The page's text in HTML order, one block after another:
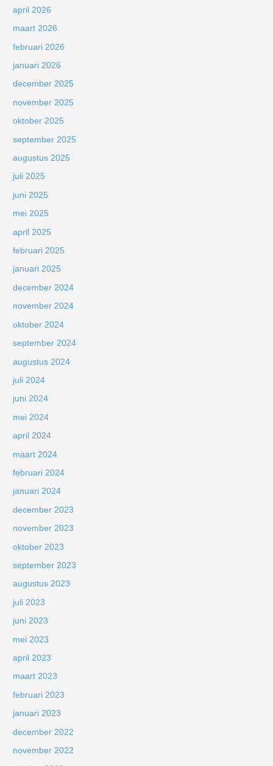
april 2026
maart 2026
februari 2026
januari 2026
december 2025
november 2025
oktober 2025
september 2025
augustus 2025
juli 2025
juni 2025
mei 2025
april 2025
februari 2025
januari 2025
december 2024
november 2024
oktober 2024
september 2024
augustus 2024
juli 2024
juni 2024
mei 2024
april 2024
maart 2024
februari 2024
januari 2024
december 2023
november 2023
oktober 2023
september 2023
augustus 2023
juli 2023
juni 2023
mei 2023
april 2023
maart 2023
februari 2023
januari 2023
december 2022
november 2022